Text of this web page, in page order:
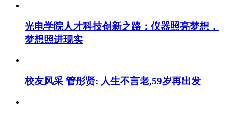
光电学院人才科技创新之路：仪器照亮梦想，
梦想照进现实
校友风采 管彤贤: 人生不言老,59岁再出发